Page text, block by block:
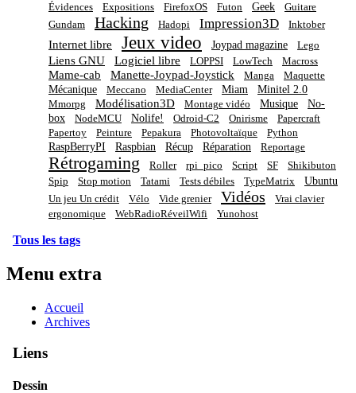
Évidences
Expositions FirefoxOS Futon Geek
Guitare
Gundam
Hacking Hadopi Impression3D Inktober
Internet libre Jeux video Joypad magazine Lego
Liens GNU Logiciel libre LOPPSI LowTech Macross
Mame-cab Manette-Joypad-Joystick Manga Maquette
Mécanique Meccano MediaCenter Miam Minitel 2.0
Mmorpg Modélisation3D Montage vidéo Musique
No-
box
NodeMCU Nolife! Odroid-C2 Onirisme
Papercraft
Papertoy
Peinture Pepakura Photovoltaïque Python
RaspBerryPI Raspbian Récup Réparation Reportage
Rétrogaming Roller rpi_pico Script SF
Shikibuton
Spip
Stop motion Tatami Tests débiles TypeMatrix Ubuntu
Un jeu Un crédit Vélo Vide grenier Vidéos
Vrai clavier
ergonomique
WebRadioRéveilWifi Yunohost
Tous les tags
Menu extra
Accueil
Archives
Liens
Dessin